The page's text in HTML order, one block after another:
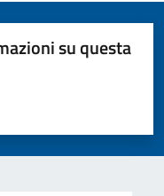
su questa